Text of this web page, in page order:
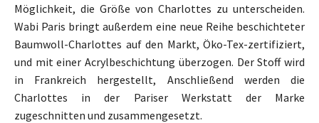
Möglichkeit, die Größe von Charlottes zu unterscheiden.
Wabi Paris bringt außerdem eine neue Reihe beschichteter
Baumwoll-Charlottes auf den Markt, Öko-Tex-zertifiziert,
und mit einer Acrylbeschichtung überzogen. Der Stoff wird
in Frankreich hergestellt, Anschließend werden die
Charlottes in der Pariser Werkstatt der Marke
zugeschnitten und zusammengesetzt.